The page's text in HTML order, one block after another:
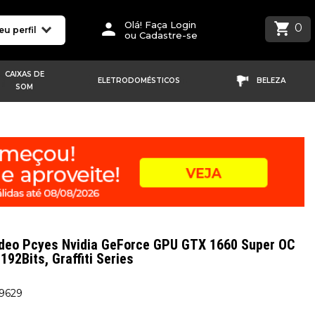
perfil
Olá! Faça Login
ou Cadastre-se
0
CAIXAS DE
SOM
ELETRODOMÉSTICOS BELEZA
Pcyes Nvidia GeForce GPU GTX 1660 Super OC
192Bits, Graffiti Series